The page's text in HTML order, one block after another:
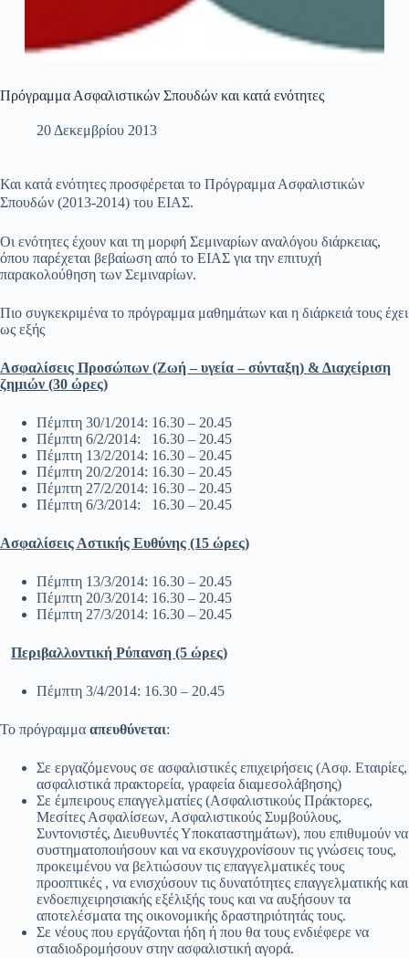
Πρόγραμμα Ασφαλιστικών Σπουδών και κατά ενότητες
20 Δεκεμβρίου 2013
Και κατά ενότητες προσφέρεται το Πρόγραμμα Ασφαλιστικών
Σπουδών (2013-2014) του ΕΙΑΣ.
Οι ενότητες έχουν και τη μορφή Σεμιναρίων αναλόγου διάρκειας,
όπου παρέχεται βεβαίωση από το ΕΙΑΣ για την επιτυχή
παρακολούθηση των Σεμιναρίων.
Πιο συγκεκριμένα το πρόγραμμα μαθημάτων και η διάρκειά τους έχει
ως εξής
Ασφαλίσεις Προσώπων (Ζωή – υγεία – σύνταξη) & Διαχείριση
ζημιών (30 ώρες)
Πέμπτη 30/1/2014: 16.30 – 20.45
Πέμπτη 6/2/2014: 16.30 – 20.45
Πέμπτη 13/2/2014: 16.30 – 20.45
Πέμπτη 20/2/2014: 16.30 – 20.45
Πέμπτη 27/2/2014: 16.30 – 20.45
Πέμπτη 6/3/2014: 16.30 – 20.45
Ασφαλίσεις Αστικής Ευθύνης (15 ώρες)
Πέμπτη 13/3/2014: 16.30 – 20.45
Πέμπτη 20/3/2014: 16.30 – 20.45
Πέμπτη 27/3/2014: 16.30 – 20.45
Περιβαλλοντική Ρύπανση (5 ώρες)
Πέμπτη 3/4/2014: 16.30 – 20.45
Το πρόγραμμα απευθύνεται:
Σε εργαζόμενους σε ασφαλιστικές επιχειρήσεις (Ασφ. Εταιρίες,
ασφαλιστικά πρακτορεία, γραφεία διαμεσολάβησης)
Σε έμπειρους επαγγελματίες (Ασφαλιστικούς Πράκτορες,
Μεσίτες Ασφαλίσεων, Ασφαλιστικούς Συμβούλους,
Συντονιστές, Διευθυντές Υποκαταστημάτων), που επιθυμούν να
συστηματοποιήσουν και να εκσυγχρονίσουν τις γνώσεις τους,
προκειμένου να βελτιώσουν τις επαγγελματικές τους
προοπτικές , να ενισχύσουν τις δυνατότητες επαγγελματικής και
ενδοεπιχειρησιακής εξέλιξής τους και να αυξήσουν τα
αποτελέσματα της οικονομικής δραστηριότητάς τους.
Σε νέους που εργάζονται ήδη ή που θα τους ενδιέφερε να
σταδιοδρομήσουν στην ασφαλιστική αγορά.